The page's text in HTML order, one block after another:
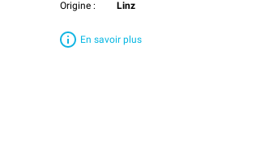
Origine :
Linz
En savoir plus